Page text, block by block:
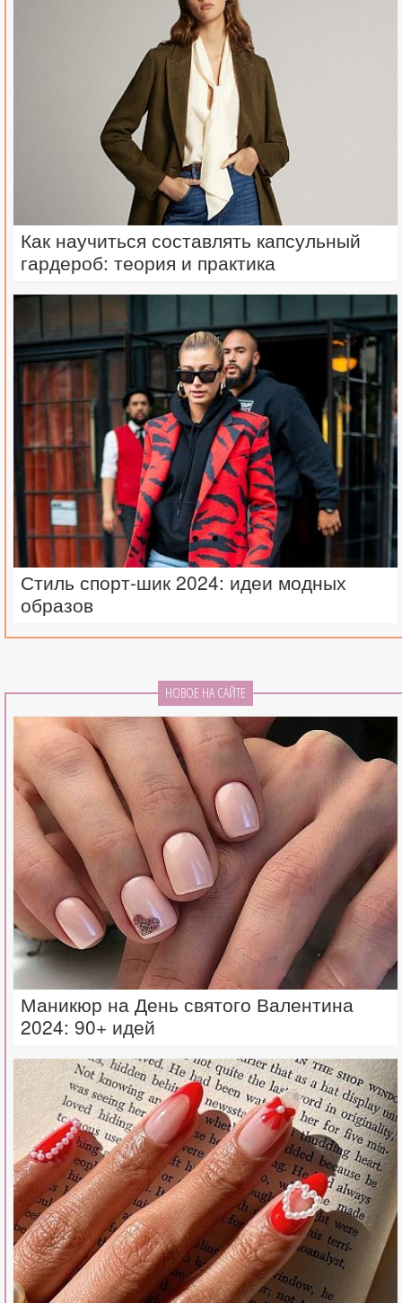
Как научиться составлять капсульный
гардероб: теория и практика
Стиль спорт-шик 2024: идеи модных
образов
НОВОЕ НА САЙТЕ
Маникюр на День святого Валентина
2024: 90+ идей